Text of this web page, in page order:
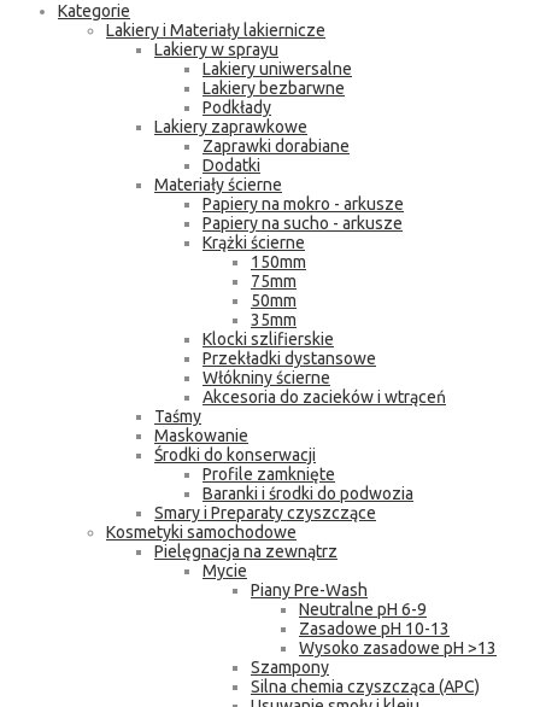
Kategorie
Lakiery i Materiały lakiernicze
Lakiery w sprayu
Lakiery uniwersalne
Lakiery bezbarwne
Podkłady
Lakiery zaprawkowe
Zaprawki dorabiane
Dodatki
Materiały ścierne
Papiery na mokro - arkusze
Papiery na sucho - arkusze
Krążki ścierne
150mm
75mm
50mm
35mm
Klocki szlifierskie
Przekładki dystansowe
Włókniny ścierne
Akcesoria do zacieków i wtrąceń
Taśmy
Maskowanie
Środki do konserwacji
Profile zamknięte
Baranki i środki do podwozia
Smary i Preparaty czyszczące
Kosmetyki samochodowe
Pielęgnacja na zewnątrz
Mycie
Piany Pre-Wash
Neutralne pH 6-9
Zasadowe pH 10-13
Wysoko zasadowe pH >13
Szampony
Silna chemia czyszcząca (APC)